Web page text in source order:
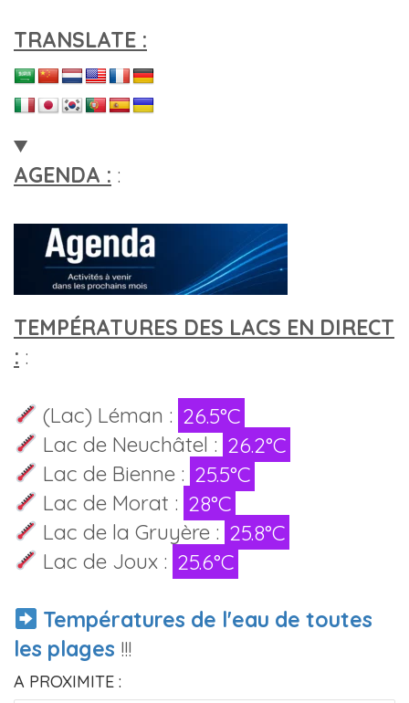
TRANSLATE :
AGENDA : :
TEMPÉRATURES DES LACS EN DIRECT
: :
(Lac) Léman : 26.5°C
Lac de Neuchâtel : 26.2°C
Lac de Bienne : 25.5°C
Lac de Morat : 28°C
Lac de la Gruyère : 25.8°C
Lac de Joux : 25.6°C
Températures de l'eau de toutes
les plages !!!
A PROXIMITE :